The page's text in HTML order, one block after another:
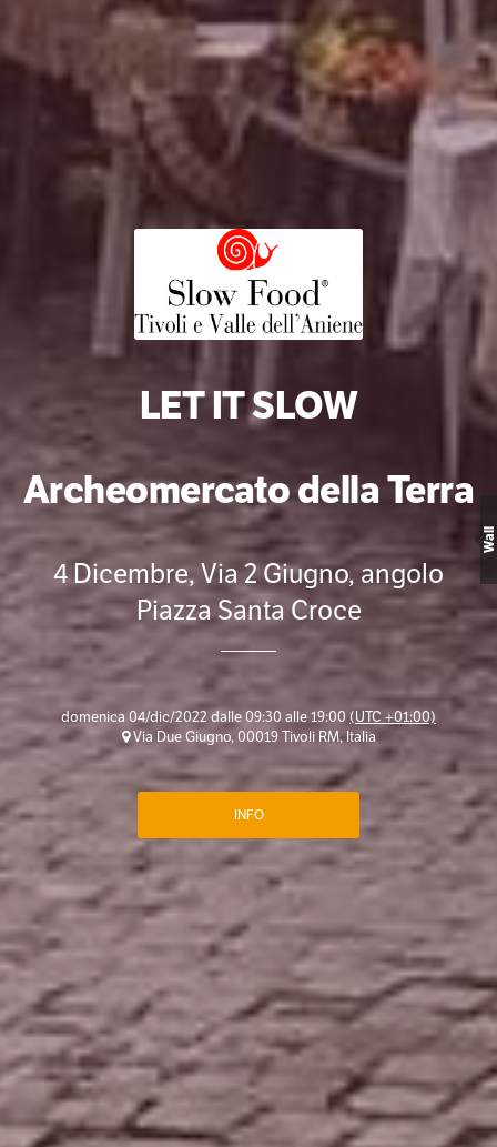
LET IT SLOW
Archeomercato della Terra
4 Dicembre, Via 2 Giugno, angolo
Piazza Santa Croce
domenica 04/dic/2022 dalle 09:30 alle 19:00 (UTC +01:00)
Via Due Giugno, 00019 Tivoli RM, Italia
INFO
Wall